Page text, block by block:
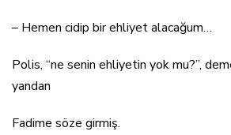
– Hemen cidip bir ehliyet alacağum…
Polis, “ne senin ehliyetin yok mu?”,
yandan
Fadime söze girmiş.